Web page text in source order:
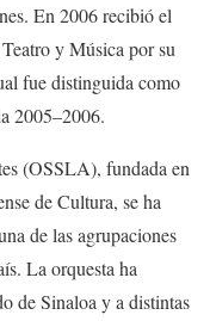
En 2006 recibió el
y Música por su
fue distinguida como
2005–2006.
(OSSLA), fundada en
de Cultura, se ha
de las agrupaciones
La orquesta ha
de Sinaloa y a distintas